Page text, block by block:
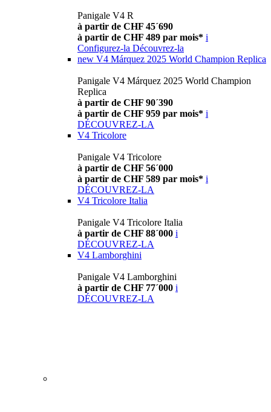
Panigale V4 R
à partir de CHF 45´690
à partir de CHF 489 par mois* i
Configurez-la Découvrez-la
new V4 Márquez 2025 World Champion Replica
Panigale V4 Márquez 2025 World Champion
Replica
à partir de CHF 90´390
à partir de CHF 959 par mois* i
DÉCOUVREZ-LA
V4 Tricolore
Panigale V4 Tricolore
à partir de CHF 56´000
à partir de CHF 589 par mois* i
DÉCOUVREZ-LA
V4 Tricolore Italia
Panigale V4 Tricolore Italia
à partir de CHF 88´000 i
DÉCOUVREZ-LA
V4 Lamborghini
Panigale V4 Lamborghini
à partir de CHF 77´000 i
DÉCOUVREZ-LA